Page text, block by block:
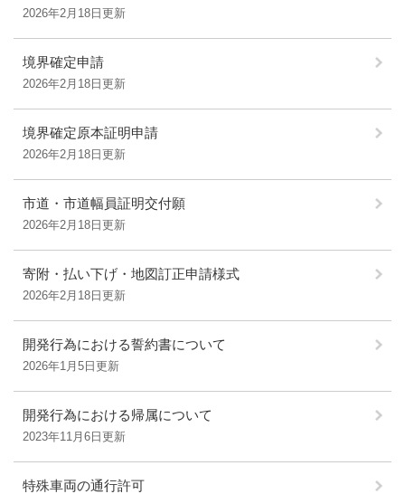
2026年2月18日更新
境界確定申請
2026年2月18日更新
境界確定原本証明申請
2026年2月18日更新
市道・市道幅員証明交付願
2026年2月18日更新
寄附・払い下げ・地図訂正申請様式
2026年2月18日更新
開発行為における誓約書について
2026年1月5日更新
開発行為における帰属について
2023年11月6日更新
特殊車両の通行許可